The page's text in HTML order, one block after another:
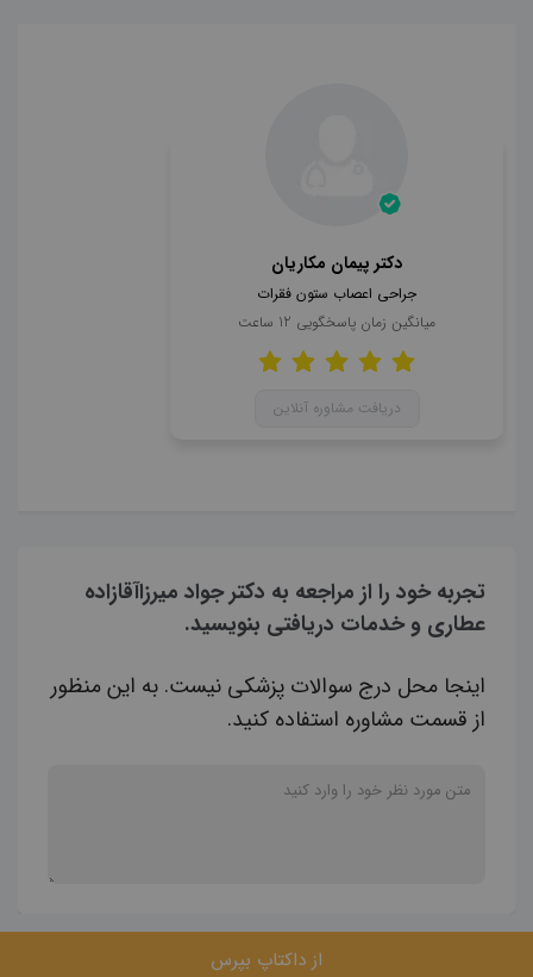
دکتر پیمان مکاریان
جراحی اعصاب ستون فقرات
میانگین زمان پاسخگویی 12 ساعت
دریافت مشاوره آنلاین
تجربه خود را از مراجعه به دکتر جواد میرزاآقازاده
عطاری و خدمات دریافتی بنویسید.
اینجا محل درج سوالات پزشکی نیست. به این منظور
از قسمت مشاوره استفاده کنید.
از داکتاپ بپرس